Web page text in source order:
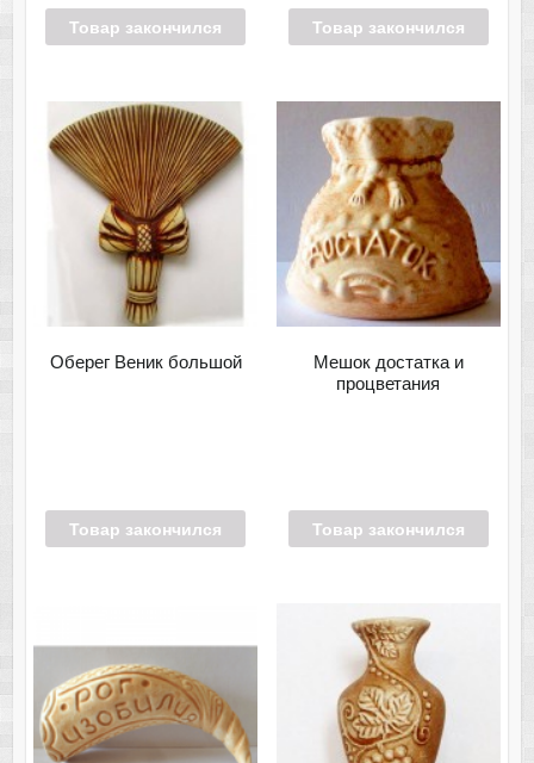
Товар закончился Товар закончился
Оберег Веник большой
Товар закончился
Мешок достатка и
процветания
Товар закончился